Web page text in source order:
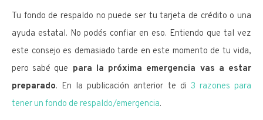
Tu fondo de respaldo no puede ser tu tarjeta de crédito o una
ayuda estatal. No podés confiar en eso. Entiendo que tal vez
este consejo es demasiado tarde en este momento de tu vida,
pero sabé que para la próxima emergencia vas a estar
preparado. En la publicación anterior te di 3 razones para
tener un fondo de respaldo/emergencia.